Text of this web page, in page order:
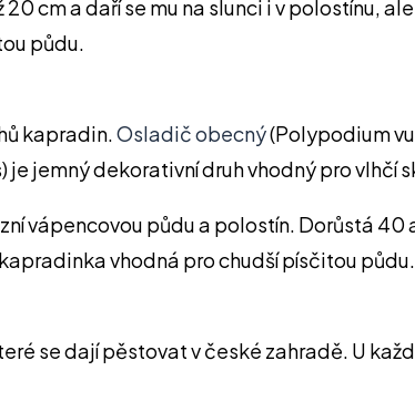
cm a daří se mu na slunci i v polostínu,
půdu.
kapradin.Osladič obecný(Polypodium
jemný dekorativní druh vhodný pro vlhčí
vápencovou půdu a polostín. Dorůstá
vhodná pro chudší písčitou půdu.
se dají pěstovat v české zahradě. U